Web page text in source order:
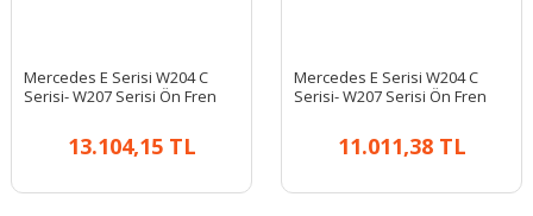
Mercedes E Serisi W204 C
Serisi- W207 Serisi Ön Fren
13.104,15 TL
Mercedes E Serisi W204 C
Serisi- W207 Serisi Ön Fren
11.011,38 TL